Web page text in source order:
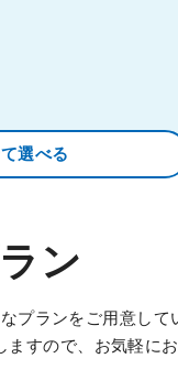
選べる
ン
プランをご用意して
すので、お気軽に